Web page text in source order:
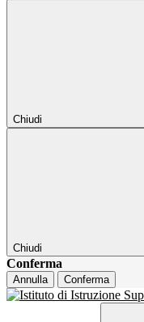
Chiudi
Chiudi
Conferma
Annulla Conferma